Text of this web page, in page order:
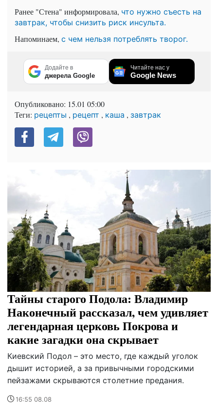
Ранее "Стена" информировала, что нужно съесть на
завтрак, чтобы снизить риск инсульта.
Напоминаем, с чем нельзя потреблять творог.
Додайте в
джерела Google
Читайте нас у
Google News
Опубликовано: 15.01 05:00
Теги: рецепты , рецепт , каша , завтрак
Тайны старого Подола: Владимир
Наконечный рассказал, чем удивляет
легендарная церковь Покрова и
какие загадки она скрывает
Киевский Подол – это место, где каждый уголок
дышит историей, а за привычными городскими
пейзажами скрываются столетние предания.
16:55 08.08